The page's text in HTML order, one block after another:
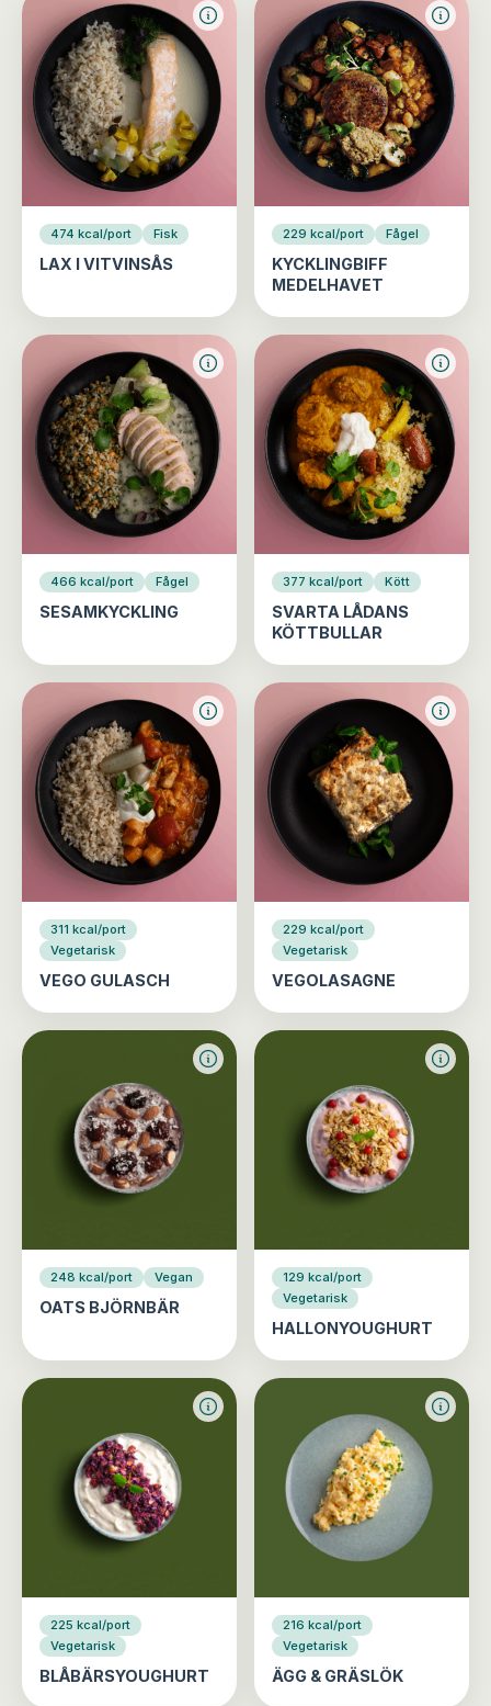
474 kcal/port Fisk
LAX I VITVINSÅS
229 kcal/port Fågel
KYCKLINGBIFF
MEDELHAVET
466 kcal/port Fågel
SESAMKYCKLING
377 kcal/port Kött
SVARTA LÅDANS
KÖTTBULLAR
311 kcal/port
Vegetarisk
VEGO GULASCH
229 kcal/port
Vegetarisk
VEGOLASAGNE
248 kcal/port Vegan
OATS BJÖRNBÄR
129 kcal/port
Vegetarisk
HALLONYOUGHURT
225 kcal/port
Vegetarisk
BLÅBÄRSYOUGHURT
216 kcal/port
Vegetarisk
ÄGG & GRÄSLÖK